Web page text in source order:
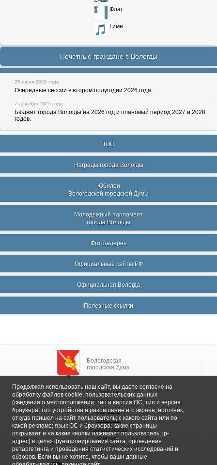
Флаг
Гимн
Почетные граждане г. Вологды
25 июня 2026 года
Очередные сессии в втором полугодии 2026 года.
7 декабря 2025 года
Бюджет города Вологды на 2026 год и плановый период 2027 и 2028
годов.
ТОС
Награды города Вологды
Юбилеи
Вологодской городской Думы
Молодежный парламент
города Вологды
Фотогалерея
Официальные сайты РФ
Официальная Вологда
Полезные ссылки
Вологодская
городская Дума
Главная
Общие сведения
Депутаты
Комитеты
График приема
Контакты
Депутатские объединения
Продолжая использовать наш сайт, вы даете согласие на
обработку файлов cookie, пользовательских данных
(сведения о местоположении; тип и версия ОС; тип и версия
браузера; тип устройства и разрешение его экрана; источник,
откуда пришел на сайт пользователь; с какого сайта или по
какой рекламе; язык ОС и браузера; какие страницы
открывает и на какие кнопки нажимает пользователь; ip-
адрес) в целях функционирования сайта, проведения
ретаргетинга и проведения статистических исследований и
обзоров. Если вы не хотите, чтобы ваши данные